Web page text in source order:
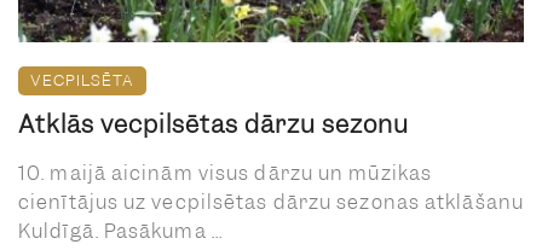
VECPILSĒTA
Atklās vecpilsētas dārzu sezonu
10. maijā aicinām visus dārzu un mūzikas
cienītājus uz vecpilsētas dārzu sezonas atklāšanu
Kuldīgā. Pasākuma ...